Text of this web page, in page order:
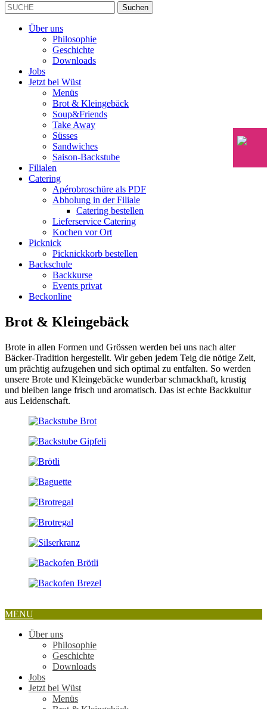
Suchen
nach:
Suchen
Über uns
Philosophie
Geschichte
Downloads
Jobs
Jetzt bei Wüst
Menüs
Brot & Kleingebäck
Soup&Friends
Take Away
Süsses
Sandwiches
Saison-Backstube
Filialen
Catering
Apérobroschüre als PDF
Abholung in der Filiale
Catering bestellen
Lieferservice Catering
Kochen vor Ort
Picknick
Picknickkorb bestellen
Backschule
Backkurse
Events privat
Beckonline
Brot & Kleingebäck
Brote in allen Formen und Grössen werden bei uns nach alter
Bäcker-Tradition hergestellt. Wir geben jedem Teig die nötige Zeit,
um prächtig aufzugehen und sich optimal zu entfalten. So werden
unsere Brote und Kleingebäcke wunderbar schmackhaft, krustig
und bleiben lange frisch und aromatisch. Das ist echte Backkultur
aus Leidenschaft.
MENU
Über uns
Philosophie
Geschichte
Downloads
Jobs
Jetzt bei Wüst
Menüs